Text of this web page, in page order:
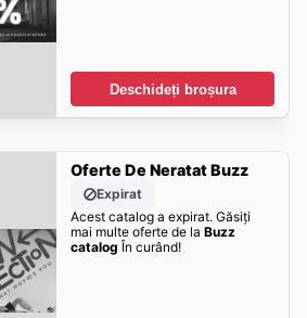
Deschideți broșura
Oferte De Neratat Buzz
Expirat
Acest catalog a expirat. Găsiți
mai multe oferte de la Buzz
catalog În curând!